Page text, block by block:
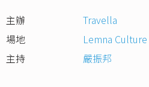
主辦
Travella
場地
Lemna Culture
主持
嚴振邦